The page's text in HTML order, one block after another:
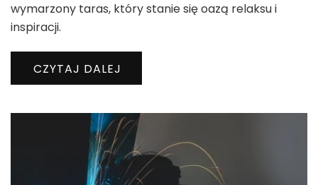
wymarzony taras, który stanie się oazą relaksu i
inspiracji.
CZYTAJ DALEJ